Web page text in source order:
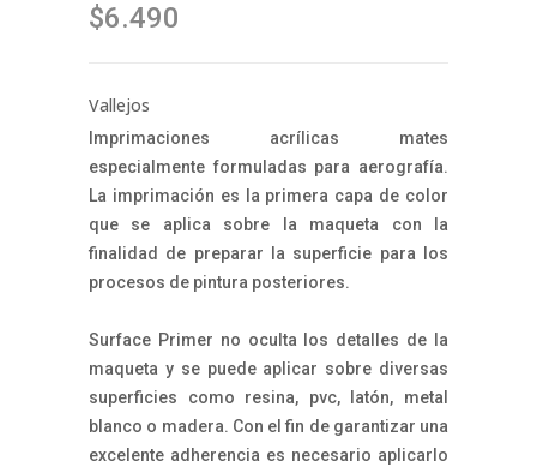
$6.490
Vallejos
Imprimaciones acrílicas mates
especialmente formuladas para aerografía.
La imprimación es la primera capa de color
que se aplica sobre la maqueta con la
finalidad de preparar la superficie para los
procesos de pintura posteriores.
Surface Primer no oculta los detalles de la
maqueta y se puede aplicar sobre diversas
superficies como resina, pvc, latón, metal
blanco o madera. Con el fin de garantizar una
excelente adherencia es necesario aplicarlo